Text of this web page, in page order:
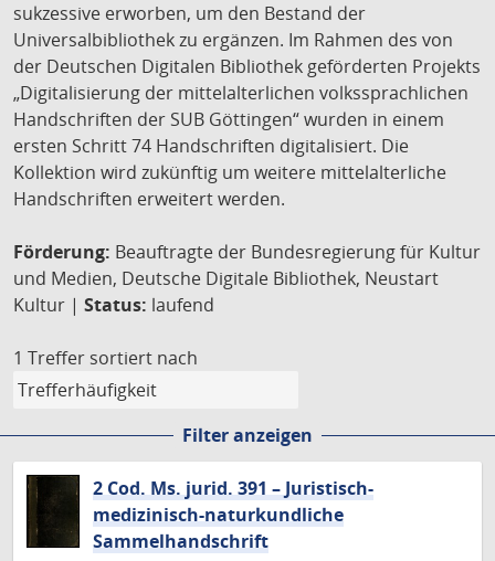
sukzessive erworben, um den Bestand der
Universalbibliothek zu ergänzen. Im Rahmen des von
der Deutschen Digitalen Bibliothek geförderten Projekts
„Digitalisierung der mittelalterlichen volkssprachlichen
Handschriften der SUB Göttingen“ wurden in einem
ersten Schritt 74 Handschriften digitalisiert. Die
Kollektion wird zukünftig um weitere mittelalterliche
Handschriften erweitert werden.
Förderung: Beauftragte der Bundesregierung für Kultur
und Medien, Deutsche Digitale Bibliothek, Neustart
Kultur | Status: laufend
1 Treffer sortiert nach
Filter anzeigen
2 Cod. Ms. jurid. 391 – Juristisch-
medizinisch-naturkundliche
Sammelhandschrift